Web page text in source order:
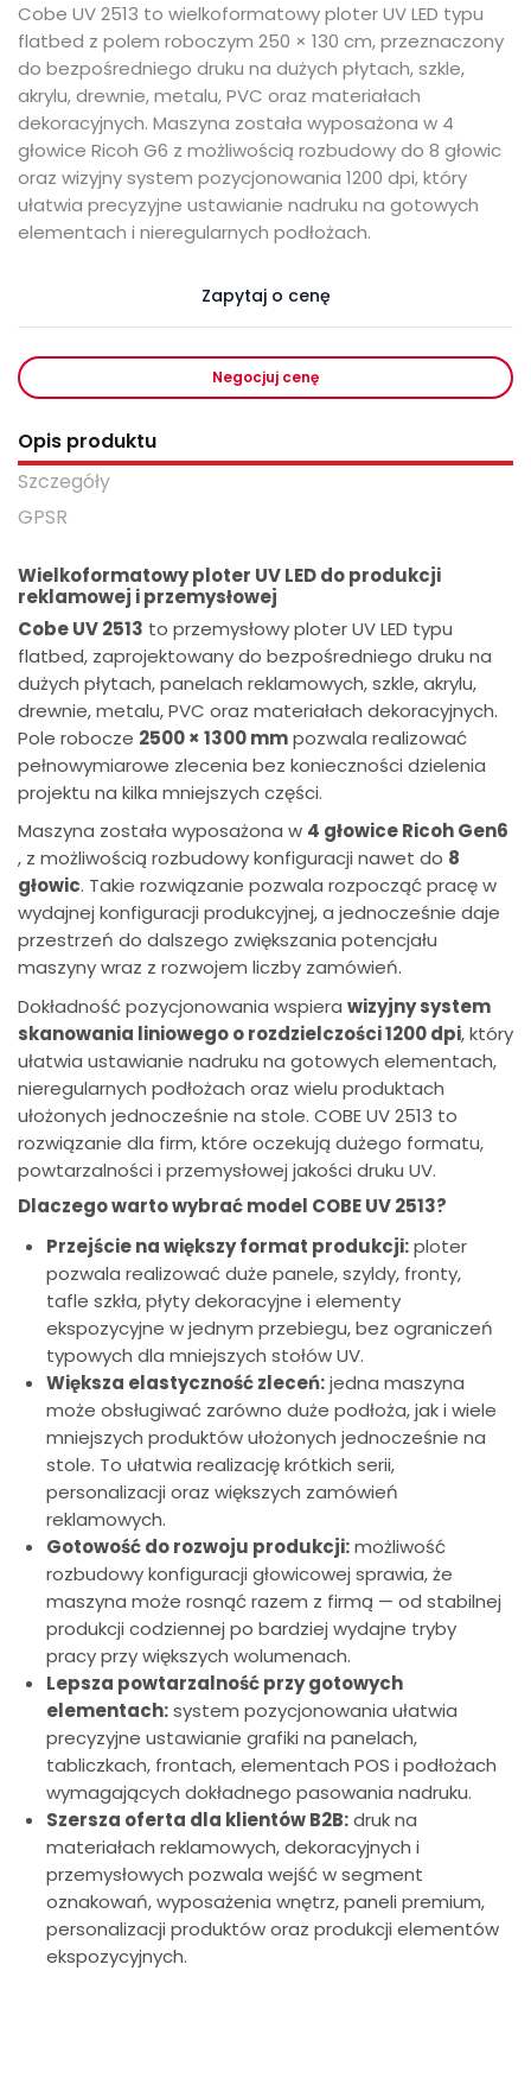
Cobe UV 2513 to wielkoformatowy ploter UV LED typu
flatbed z polem roboczym 250 × 130 cm, przeznaczony
do bezpośredniego druku na dużych płytach, szkle,
akrylu, drewnie, metalu, PVC oraz materiałach
dekoracyjnych. Maszyna została wyposażona w 4
głowice Ricoh G6 z możliwością rozbudowy do 8 głowic
oraz wizyjny system pozycjonowania 1200 dpi, który
ułatwia precyzyjne ustawianie nadruku na gotowych
elementach i nieregularnych podłożach.
Zapytaj o cenę
Negocjuj cenę
Opis produktu
Szczegóły
GPSR
Wielkoformatowy ploter UV LED do produkcji
reklamowej i przemysłowej
Cobe UV 2513 to przemysłowy ploter UV LED typu
flatbed, zaprojektowany do bezpośredniego druku na
dużych płytach, panelach reklamowych, szkle, akrylu,
drewnie, metalu, PVC oraz materiałach dekoracyjnych.
Pole robocze 2500 × 1300 mmpozwala realizować
pełnowymiarowe zlecenia bez konieczności dzielenia
projektu na kilka mniejszych części.
Maszyna została wyposażona w 4 głowice Ricoh Gen6
, z możliwością rozbudowy konfiguracji nawet do 8
głowic. Takie rozwiązanie pozwala rozpocząć pracę w
wydajnej konfiguracji produkcyjnej, a jednocześnie daje
przestrzeń do dalszego zwiększania potencjału
maszyny wraz z rozwojem liczby zamówień.
Dokładność pozycjonowania wspiera wizyjny system
skanowania liniowego o rozdzielczości 1200 dpi, który
ułatwia ustawianie nadruku na gotowych elementach,
nieregularnych podłożach oraz wielu produktach
ułożonych jednocześnie na stole. COBE UV 2513 to
rozwiązanie dla firm, które oczekują dużego formatu,
powtarzalności i przemysłowej jakości druku UV.
Dlaczego warto wybrać model COBE UV 2513?
Przejście na większy format produkcji:ploter
pozwala realizować duże panele, szyldy, fronty,
tafle szkła, płyty dekoracyjne i elementy
ekspozycyjne w jednym przebiegu, bez ograniczeń
typowych dla mniejszych stołów UV.
Większa elastyczność zleceń:jedna maszyna
może obsługiwać zarówno duże podłoża, jak i wiele
mniejszych produktów ułożonych jednocześnie na
stole. To ułatwia realizację krótkich serii,
personalizacji oraz większych zamówień
reklamowych.
Gotowość do rozwoju produkcji:możliwość
rozbudowy konfiguracji głowicowej sprawia, że
maszyna może rosnąć razem z firmą — od stabilnej
produkcji codziennej po bardziej wydajne tryby
pracy przy większych wolumenach.
Lepsza powtarzalność przy gotowych
elementach:system pozycjonowania ułatwia
precyzyjne ustawianie grafiki na panelach,
tabliczkach, frontach, elementach POS i podłożach
wymagających dokładnego pasowania nadruku.
Szersza oferta dla klientów B2B:druk na
materiałach reklamowych, dekoracyjnych i
przemysłowych pozwala wejść w segment
oznakowań, wyposażenia wnętrz, paneli premium,
personalizacji produktów oraz produkcji elementów
ekspozycyjnych.